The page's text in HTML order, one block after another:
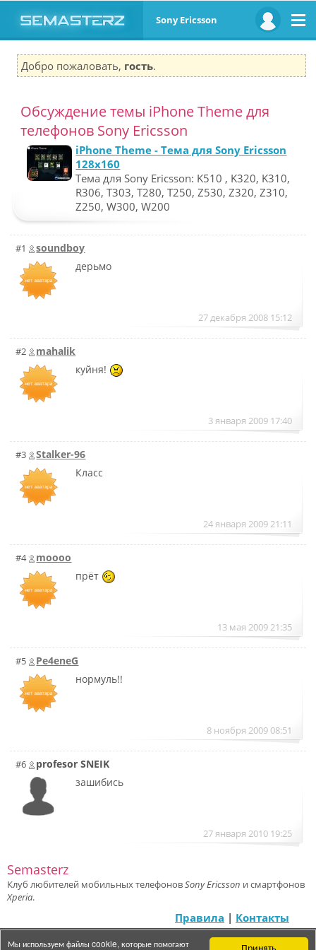
Принять
Мы используем файлы cookie, которые помогают
Sony Ericsson
Добро пожаловать, гость.
Обсуждение темы iPhone Theme для
телефонов Sony Ericsson
iPhone Theme - Тема для Sony Ericsson
128x160
Тема для Sony Ericsson: K510 , K320, K310,
R306, T303, T280, T250, Z530, Z320, Z310,
Z250, W300, W200
#1
soundboy
дерьмо
27 декабря 2008 15:12
#2
mahalik
куйня!
3 января 2009 17:40
#3
Stalker-96
Класс
24 января 2009 21:11
#4
moooo
прёт
13 мая 2009 21:35
#5
Pe4eneG
нормуль!!
8 ноября 2009 08:51
#6
profesor SNEIK
зашибись
27 января 2010 19:25
Semasterz
Клуб любителей мобильных телефоновSony Ericsson и смартфонов
Xperia.
Правила | Контакты